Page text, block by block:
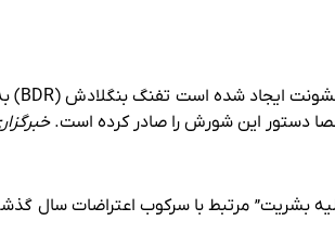
ایجاد شده است تفنگ بنگلادش (BDR)
که پیش از این به دلیل “جنایت علیه بشریت” مرتبط با سرکوب